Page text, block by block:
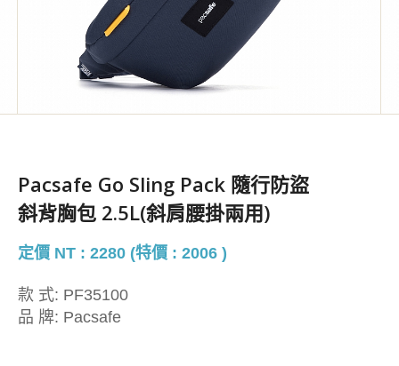
Pacsafe Go Sling Pack 隨行防盜
斜背胸包 2.5L(斜肩腰掛兩用)
定價 NT : 2280 (特價 : 2006 )
款 式: PF35100
品 牌: Pacsafe